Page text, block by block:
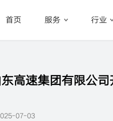
首页 服务 行业
高速集团有限公
07-03